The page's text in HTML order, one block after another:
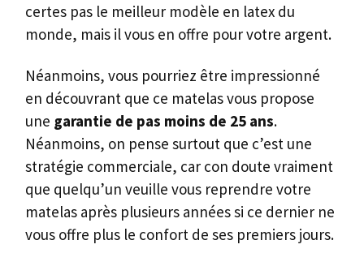
certes pas le meilleur modèle en latex du
monde, mais il vous en offre pour votre argent.
Néanmoins, vous pourriez être impressionné
en découvrant que ce matelas vous propose
une garantie de pas moins de 25 ans.
Néanmoins, on pense surtout que c’est une
stratégie commerciale, car con doute vraiment
que quelqu’un veuille vous reprendre votre
matelas après plusieurs années si ce dernier ne
vous offre plus le confort de ses premiers jours.